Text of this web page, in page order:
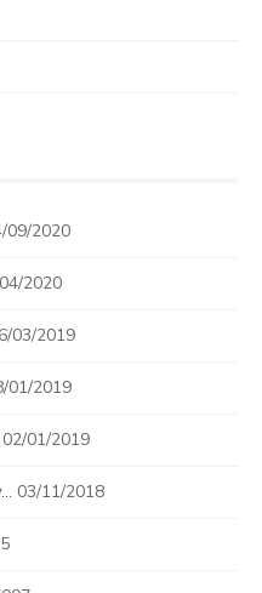
09/2020
2020
03/2019
01/2019
02/01/2019
03/11/2018